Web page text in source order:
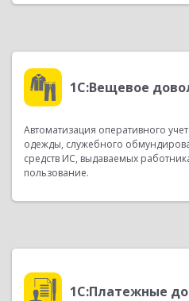
1С:Вещевое
Автоматизация оперативного
одежды, служебного
средств ИС, выдаваемых
пользование.
1С:Платежные